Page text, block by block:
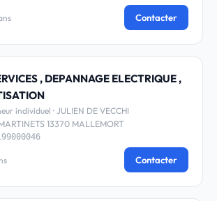
Contacter
, DEPANNAGE ELECTRIQUE ,
individuel · JULIEN DE VECCHI
13370 MALLEMORT
Contacter